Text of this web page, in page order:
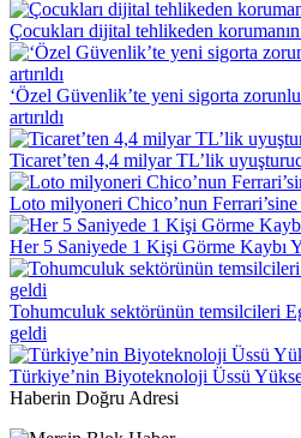
Çocukları dijital tehlikeden
‘Özel Güvenlik’te yeni sigorta
artırıldı
Ticaret’ten 4,4 milyar TL’lik
Loto milyoneri Chico’nun Ferrari’sine
Her 5 Saniyede 1 Kişi Görme Kaybı
Tohumculuk sektörünün temsilcileri
geldi
Türkiye’nin Biyoteknoloji Üssü
Haberin Doğru Adresi